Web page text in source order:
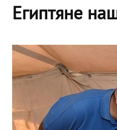
Египтяне